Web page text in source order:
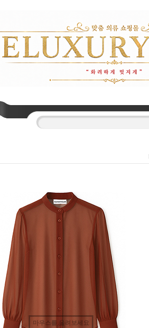
마우스를 올려보세요